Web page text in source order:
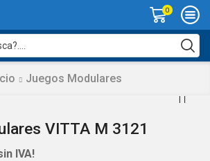
0
input
Juegos Modulares
VITTA M 3121
IVA!